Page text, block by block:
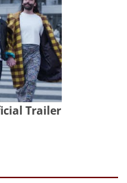
Trailer